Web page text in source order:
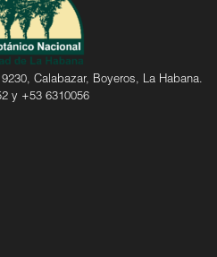
Calabazar, Boyeros, La Habana.
y +53 6310056